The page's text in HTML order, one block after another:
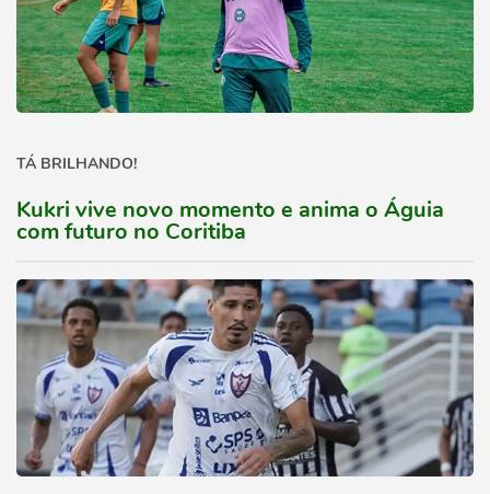
TÁ BRILHANDO!
Kukri vive novo momento e anima o Águia
com futuro no Coritiba